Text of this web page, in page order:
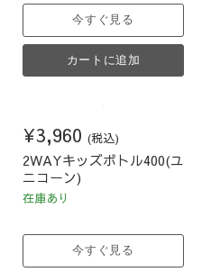
今すぐ見る
カートに追加
¥3,960 (税込)
2WAYキッズボトル400(ユ
ニコーン)
在庫あり
今すぐ見る